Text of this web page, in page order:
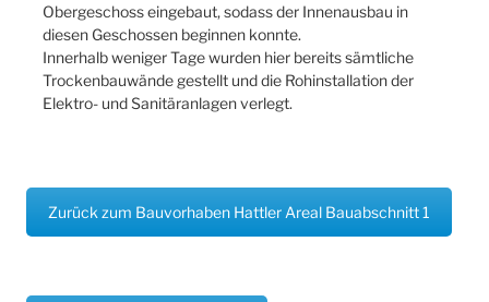
Obergeschoss eingebaut, sodass der Innenausbau in
diesen Geschossen beginnen konnte.
Innerhalb weniger Tage wurden hier bereits sämtliche
Trockenbauwände gestellt und die Rohinstallation der
Elektro- und Sanitäranlagen verlegt.
Zurück zum Bauvorhaben Hattler Areal Bauabschnitt 1